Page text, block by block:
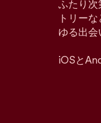
ふたり次
トリー
ゆる出会
iOSと